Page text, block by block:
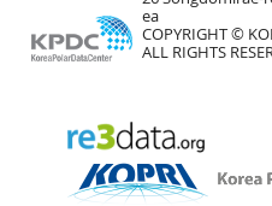
ea
COPYRIGHT ©
ALL RIGHTS